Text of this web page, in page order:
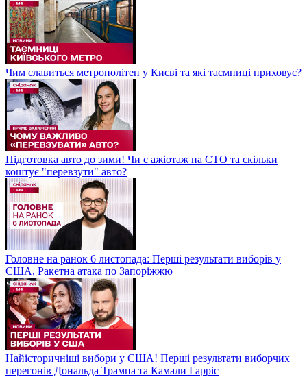
Чим славиться метрополітен у Києві та які таємниці приховує?
Підготовка авто до зими! Чи є ажіотаж на СТО та скільки
коштує "перевзути" авто?
Головне на ранок 6 листопада: Перші результати виборів у
США, Ракетна атака по Запоріжжю
Найісторичніші вибори у США! Перші результати виборчих
перегонів Дональда Трампа та Камали Гарріс